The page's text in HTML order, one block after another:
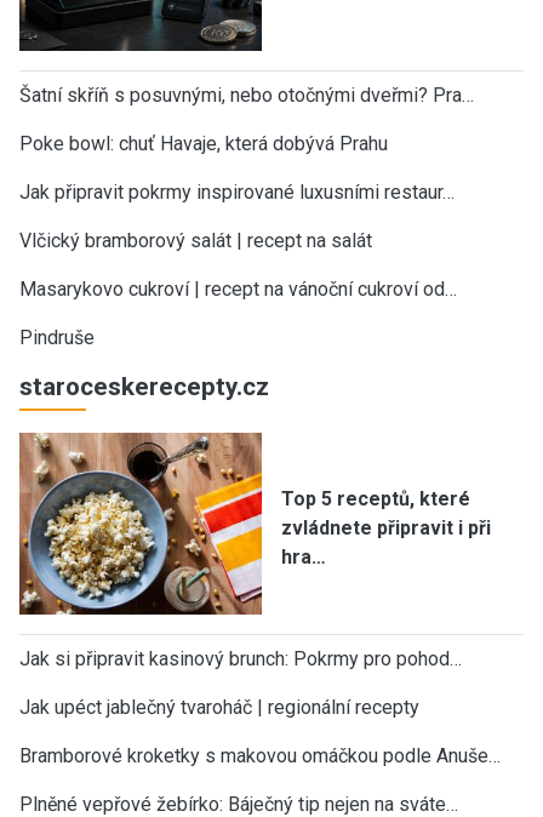
Šatní skříň s posuvnými, nebo otočnými dveřmi? Pra…
Poke bowl: chuť Havaje, která dobývá Prahu
Jak připravit pokrmy inspirované luxusními restaur…
Vlčický bramborový salát | recept na salát
Masarykovo cukroví | recept na vánoční cukroví od…
Pindruše
staroceskerecepty.cz
Top 5 receptů, které
zvládnete připravit i při
hra…
Jak si připravit kasinový brunch: Pokrmy pro pohod…
Jak upéct jablečný tvaroháč | regionální recepty
Bramborové kroketky s makovou omáčkou podle Anuše…
Plněné vepřové žebírko: Báječný tip nejen na sváte…